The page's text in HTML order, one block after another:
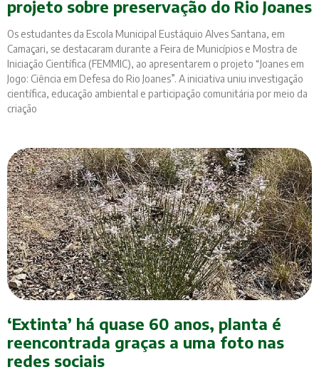
projeto sobre preservação do Rio Joanes
Os estudantes da Escola Municipal Eustáquio Alves Santana, em
Camaçari, se destacaram durante a Feira de Municípios e Mostra de
Iniciação Científica (FEMMIC), ao apresentarem o projeto “Joanes em
Jogo: Ciência em Defesa do Rio Joanes”. A iniciativa uniu investigação
científica, educação ambiental e participação comunitária por meio da
criação
‘Extinta’ há quase 60 anos, planta é
reencontrada graças a uma foto nas
redes sociais